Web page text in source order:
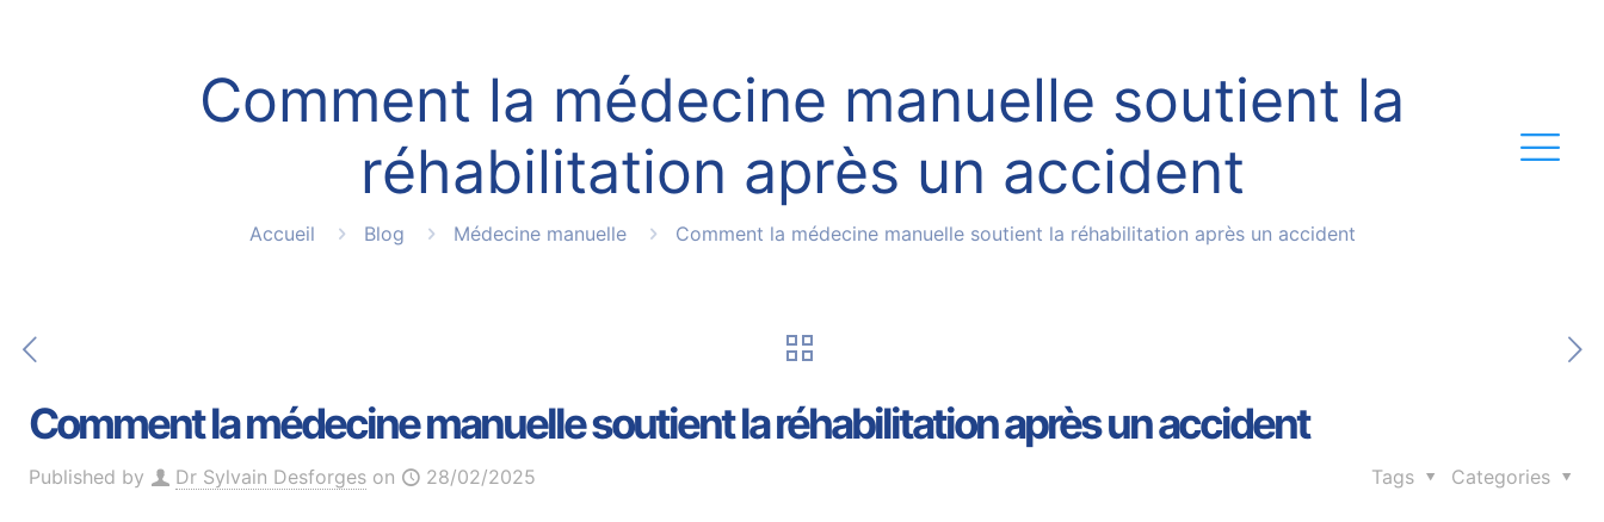
Comment la médecine manuelle soutient la
réhabilitation après un accident
Accueil Blog Médecine manuelle Comment la médecine manuelle soutient la réhabilitation après un accident
Comment la médecine manuelle soutient la réhabilitation après un accident
Published by Dr Sylvain Desforges on 28/02/2025 Categories
Tags